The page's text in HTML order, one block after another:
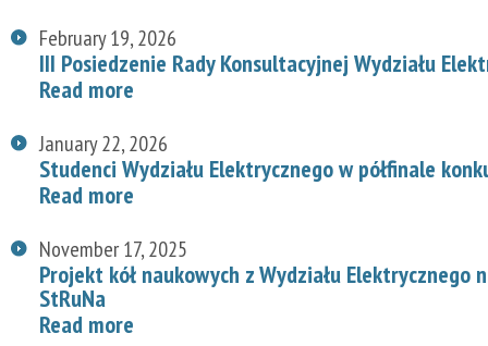
February 19, 2026
III Posiedzenie Rady Konsultacyjnej Wydziału
Read more
January 22, 2026
Studenci Wydziału Elektrycznego w półfinale
Read more
November 17, 2025
Projekt kół naukowych z Wydziału
StRuNa
Read more